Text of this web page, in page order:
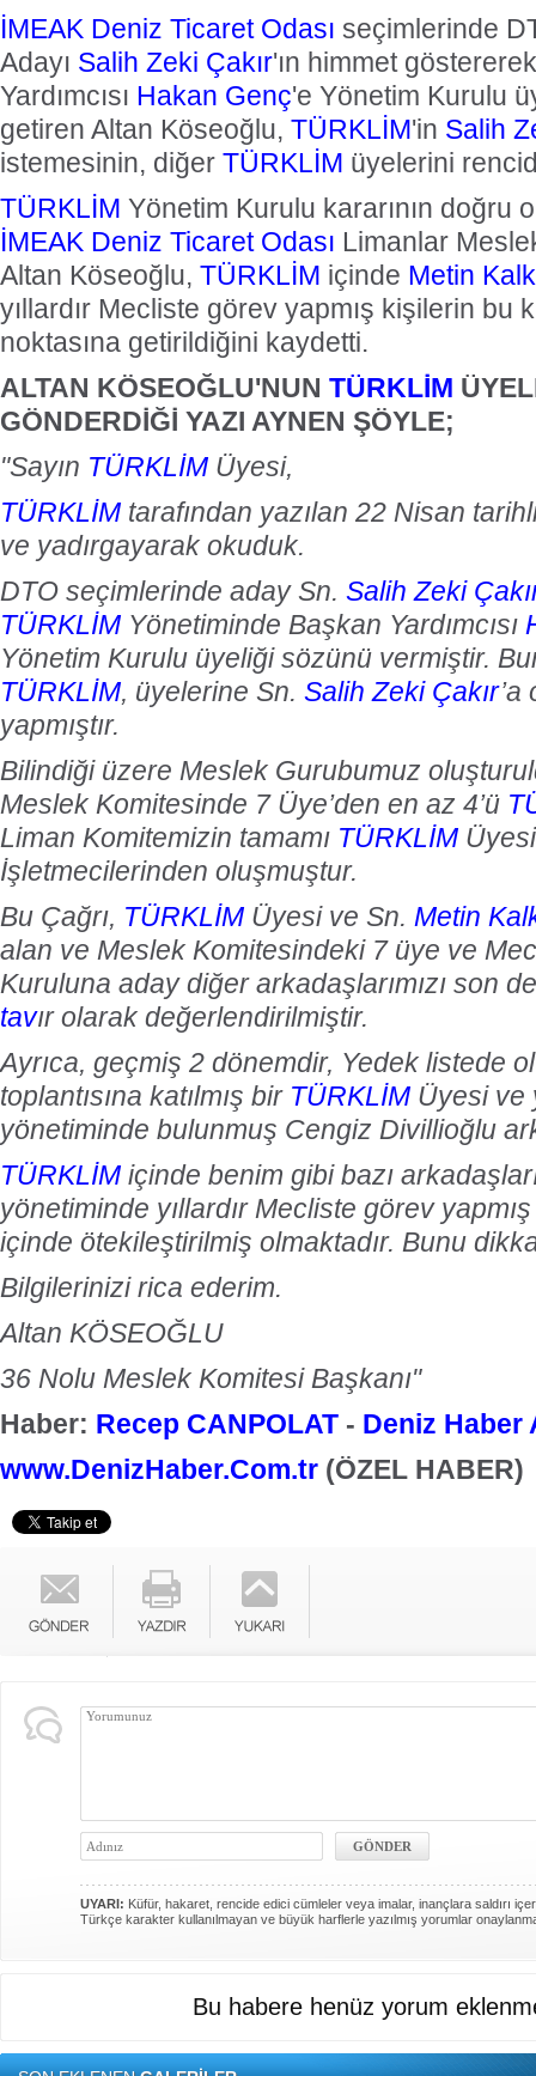
İMEAK Deniz Ticaret Odası seçimlerinde
Adayı Salih Zeki Çakır'ın himmet
Yardımcısı Hakan Genç'e Yönetim Kurulu
getiren Altan Köseoğlu, TÜRKLİM'in Salih
istemesinin, diğer TÜRKLİM üyelerini
TÜRKLİM Yönetim Kurulu kararının doğru
İMEAK Deniz Ticaret Odası Limanlar
Altan Köseoğlu, TÜRKLİM içinde Metin
yıllardır Mecliste görev yapmış kişilerin bu
noktasına getirildiğini kaydetti.
ALTAN KÖSEOĞLU'NUN TÜRKLİM
GÖNDERDİĞİ YAZI AYNEN ŞÖYLE;
"Sayın TÜRKLİM Üyesi,
TÜRKLİM tarafından yazılan 22 Nisan
ve yadırgayarak okuduk.
DTO seçimlerinde aday Sn. Salih Zeki
TÜRKLİM Yönetiminde Başkan Yardımcısı
Yönetim Kurulu üyeliği sözünü vermiştir.
TÜRKLİM, üyelerine Sn. Salih Zeki Çakır
yapmıştır.
Bilindiği üzere Meslek Gurubumuz
Meslek Komitesinde 7 Üye’den en az 4’ü
Liman Komitemizin tamamı TÜRKLİM
İşletmecilerinden oluşmuştur.
Bu Çağrı, TÜRKLİM Üyesi ve Sn. Metin
alan ve Meslek Komitesindeki 7 üye ve
Kuruluna aday diğer arkadaşlarımızı son
tavır olarak değerlendirilmiştir.
Ayrıca, geçmiş 2 dönemdir, Yedek listede
toplantısına katılmış bir TÜRKLİM Üyesi ve
yönetiminde bulunmuş Cengiz Divillioğlu
TÜRKLİM içinde benim gibi bazı
yönetiminde yıllardır Mecliste görev
içinde ötekileştirilmiş olmaktadır. Bunu
Bilgilerinizi rica ederim.
Altan KÖSEOĞLU
36 Nolu Meslek Komitesi Başkanı"
Haber: Recep CANPOLAT - Deniz Haber
www.DenizHaber.Com.tr (ÖZEL HABER)
UYARI: Küfür, hakaret, rencide edici cümleler veya imalar, inançlara saldırı
Türkçe karakter kullanılmayan ve büyük harflerle yazılmış yorumlar
Bu habere henüz yorum